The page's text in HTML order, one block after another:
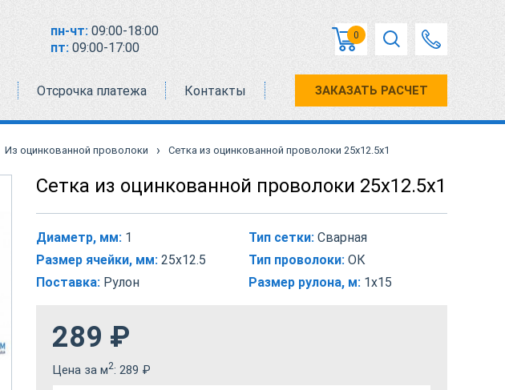
пн-чт: 09:00-18:00
пт: 09:00-17:00
0
Отсрочка платежа Контакты ЗАКАЗАТЬ РАСЧЕТ
Из оцинкованной проволоки › Сетка из оцинкованной проволоки 25х12.5х1
Сетка из оцинкованной проволоки 25х12.5х1
Диаметр, мм: 1
Размер ячейки, мм: 25х12.5
Поставка: Рулон
Тип сетки: Сварная
Тип проволоки: ОК
Размер рулона, м: 1х15
289 ₽
Цена за м2: 289 ₽